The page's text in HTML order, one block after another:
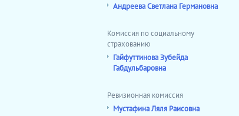
Андреева Светлана Германовна
Комиссия по социальному
страхованию
Гайфуттинова Зубейда
Габдульбаровна
Ревизионная комиссия
Мустафина Ляля Раисовна